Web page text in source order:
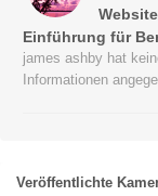
Einführung für
james ashby hat
Informationen
Veröffentlichte